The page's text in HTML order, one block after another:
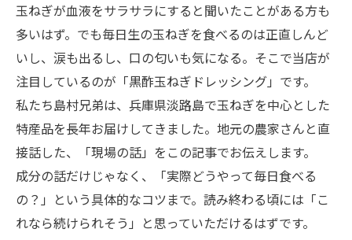
玉ねぎが血液をサラサラにすると聞いたことがある方も
多いはず。でも毎日生の玉ねぎを食べるのは正直しんど
いし、涙も出るし、口の匂いも気になる。そこで当店が
注目しているのが「黒酢玉ねぎドレッシング」です。
私たち島村兄弟は、兵庫県淡路島で玉ねぎを中心とした
特産品を長年お届けしてきました。地元の農家さんと直
接話した、「現場の話」をこの記事でお伝えします。
成分の話だけじゃなく、「実際どうやって毎日食べる
の？」という具体的なコツまで。読み終わる頃には「こ
れなら続けられそう」と思っていただけるはずです。